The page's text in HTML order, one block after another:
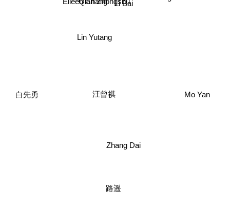
Li Bai
Qian Zhongshu
Eileen Chang
Lin Yutang
汪曾祺
Zhang Dai
路遥
Mo Yan